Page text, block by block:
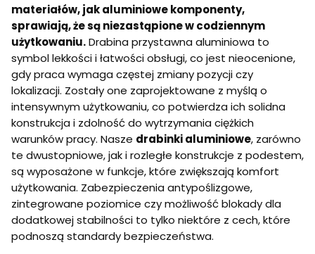
materiałów, jak aluminiowe komponenty,
sprawiają, że są niezastąpione w codziennym
użytkowaniu.Drabina przystawna aluminiowa to
symbol lekkości i łatwości obsługi, co jest nieocenione,
gdy praca wymaga częstej zmiany pozycji czy
lokalizacji. Zostały one zaprojektowane z myślą o
intensywnym użytkowaniu, co potwierdza ich solidna
konstrukcja i zdolność do wytrzymania ciężkich
warunków pracy. Nasze drabinki aluminiowe, zarówno
te dwustopniowe, jak i rozległe konstrukcje z podestem,
są wyposażone w funkcje, które zwiększają komfort
użytkowania. Zabezpieczenia antypoślizgowe,
zintegrowane poziomice czy możliwość blokady dla
dodatkowej stabilności to tylko niektóre z cech, które
podnoszą standardy bezpieczeństwa.